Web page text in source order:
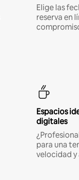
Elige las
reserva en
Espacios
digitales
para una
velocidad y